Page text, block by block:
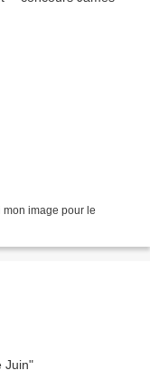
mon image pour le